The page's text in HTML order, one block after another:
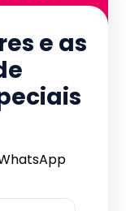
e as